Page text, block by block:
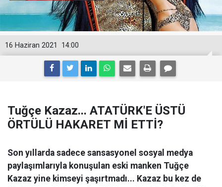
14:00
16 Haziran 2021
Tuğçe Kazaz... ATATÜRK'E ÜSTÜ
ÖRTÜLÜ HAKARET Mİ ETTİ?
Son yıllarda sadece sansasyonel sosyal medya
paylaşımlarıyla konuşulan eski manken Tuğçe
Kazaz yine kimseyi şaşırtmadı... Kazaz bu kez de